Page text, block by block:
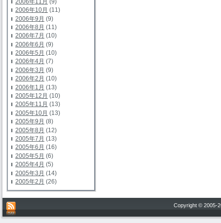
2006年10月 (11)
2006年9月 (9)
2006年8月 (11)
2006年7月 (10)
2006年6月 (9)
2006年5月 (10)
2006年4月 (7)
2006年3月 (9)
2006年2月 (10)
2006年1月 (13)
2005年12月 (10)
2005年11月 (13)
2005年10月 (13)
2005年9月 (8)
2005年8月 (12)
2005年7月 (13)
2005年6月 (16)
2005年5月 (6)
2005年4月 (5)
2005年3月 (14)
2005年2月 (26)
Copyright © 2005-